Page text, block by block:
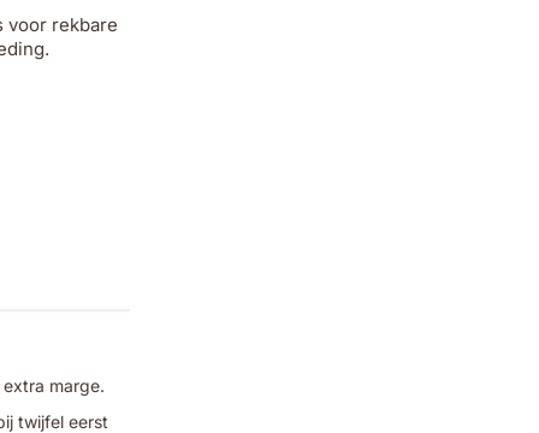
voor rekbare
marge.
twijfel eerst